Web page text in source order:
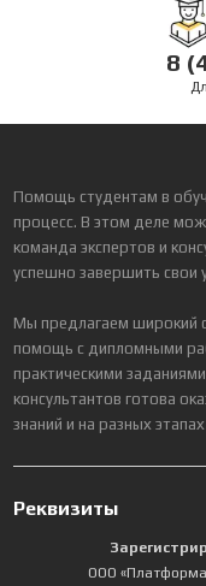
8
Помощь студентам в
процесс. В этом деле
команда экспертов и
успешно завершить свои
Мы предлагаем широкий
помощь с дипломными
практическими
консультантов готова
знаний и на разных
Реквизиты
ООО